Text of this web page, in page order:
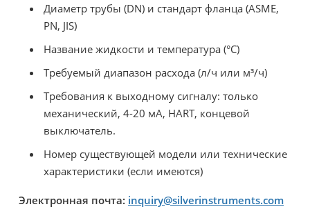
Диаметр трубы (DN) и стандарт фланца (ASME,
PN, JIS)
Название жидкости и температура (°C)
Требуемый диапазон расхода (л/ч или м³/ч)
Требования к выходному сигналу: только
механический, 4-20 мА, HART, концевой
выключатель.
Номер существующей модели или технические
характеристики (если имеются)
Электронная почта: inquiry@silverinstruments.com